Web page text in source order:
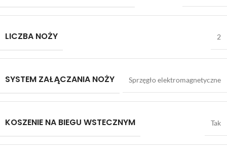
LICZBA NOŻY 2
SYSTEM ZAŁĄCZANIA NOŻY Sprzęgło elektromagnetyczne
KOSZENIE NA BIEGU WSTECZNYM Tak